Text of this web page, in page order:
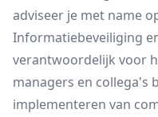
adviseer je met name
Informatiebeveiliging
verantwoordelijk voor
managers en collega's
implementeren van